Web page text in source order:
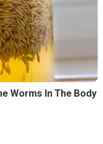
Worms In The Body